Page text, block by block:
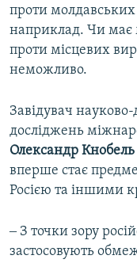
проти
наприклад. Чи має
проти місцевих
неможливо.
Завідувач науково-
досліджень
Олександр Кнобель
вперше стає
Росією та іншими
‒ З точки зору
застосовують